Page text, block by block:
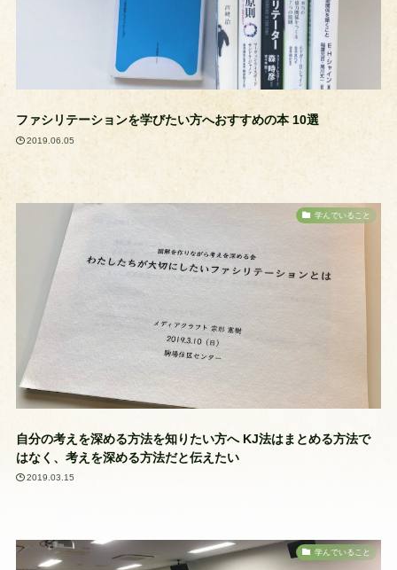
ファシリテーションを学びたい方へおすすめの本 10選
2019.06.05
学んでいること
自分の考えを深める方法を知りたい方へ KJ法はまとめる方法で
はなく、考えを深める方法だと伝えたい
2019.03.15
学んでいること